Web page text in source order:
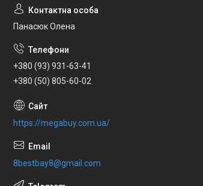
Панасюк Олена
+380 (93) 931-63-41
+380 (50) 805-60-02
https://megabuy.com.ua/
8bestbay8@gmail.com